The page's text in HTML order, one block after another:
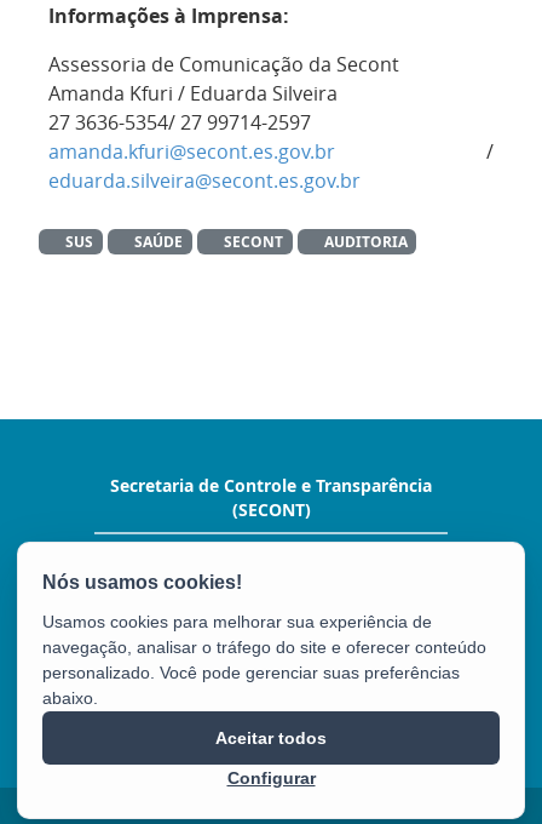
Informações à Imprensa:
Assessoria de Comunicação da Secont
Amanda Kfuri / Eduarda Silveira
27 3636-5354/ 27 99714-2597
amanda.kfuri@secont.es.gov.br /
eduarda.silveira@secont.es.gov.br
SUS SAÚDE SECONT AUDITORIA
Secretaria de Controle e Transparência
(SECONT)
Hoffman,10º andar. - Enseada do Suá
Tel.: (27) 3636-5352
Usamos cookies para melhorar sua experiência de
navegação, analisar o tráfego do site e oferecer conteúdo
personalizado. Você pode gerenciar suas preferências
abaixo.
Configurar
Aceitar todos